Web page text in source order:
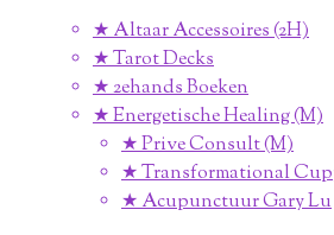
★ Altaar Accessoires (2H)
★ Tarot Decks
★ 2ehands Boeken
★ Energetische Healing (M)
★ Prive Consult (M)
★ Transformational
★ Acupunctuur Gary Lu